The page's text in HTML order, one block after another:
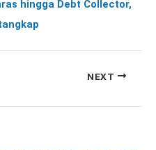
hingga Debt Collector,
NEXT